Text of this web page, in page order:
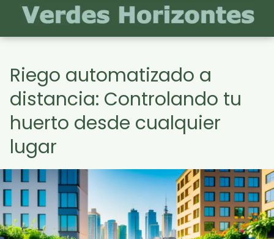
Riego automatizado a
distancia: Controlando tu
huerto desde cualquier
lugar